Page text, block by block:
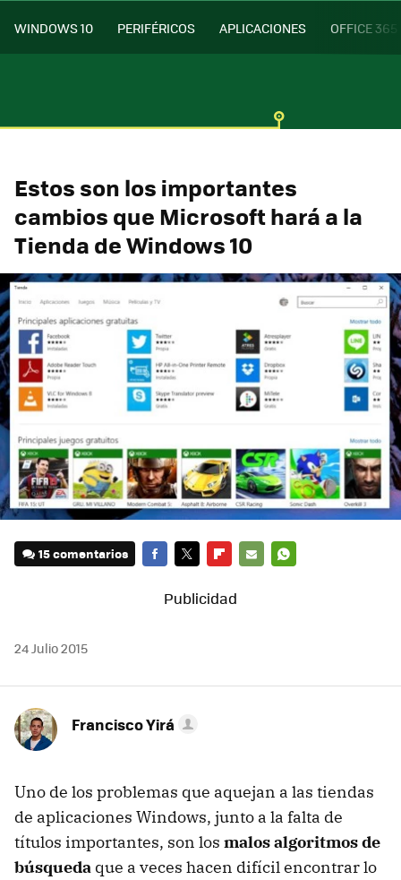
WINDOWS 10 PERIFÉRICOS APLICACIONES OFFICE 365
Estos son los importantes
cambios que Microsoft hará a la
Tienda de Windows 10
15 comentarios
24 Julio 2015
Francisco Yirá
Uno de los problemas que aquejan a las tiendas
de aplicaciones Windows, junto a la falta de
títulos importantes, son los malos algoritmos de
búsqueda que a veces hacen difícil encontrar lo